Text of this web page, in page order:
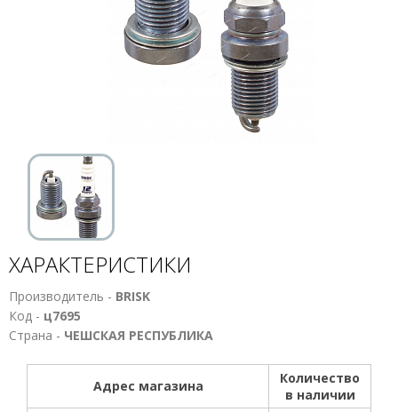
ХАРАКТЕРИСТИКИ
Производитель - BRISK
Код - ц7695
Страна - ЧЕШСКАЯ РЕСПУБЛИКА
Адрес магазина
Количество
в наличии